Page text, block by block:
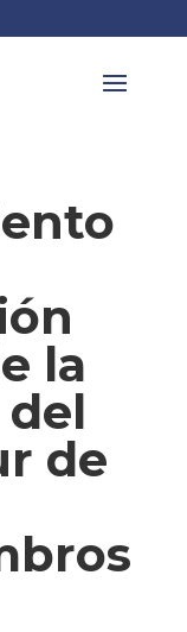
la
de